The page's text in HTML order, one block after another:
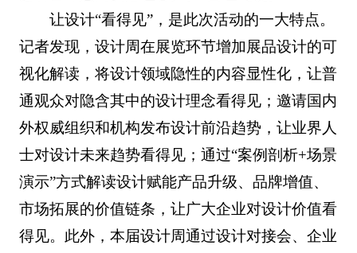
让设计“看得见”，是此次活动的一大特点。
记者发现，设计周在展览环节增加展品设计的可
视化解读，将设计领域隐性的内容显性化，让普
通观众对隐含其中的设计理念看得见；邀请国内
外权威组织和机构发布设计前沿趋势，让业界人
士对设计未来趋势看得见；通过“案例剖析+场景
演示”方式解读设计赋能产品升级、品牌增值、
市场拓展的价值链条，让广大企业对设计价值看
得见。此外，本届设计周通过设计对接会、企业